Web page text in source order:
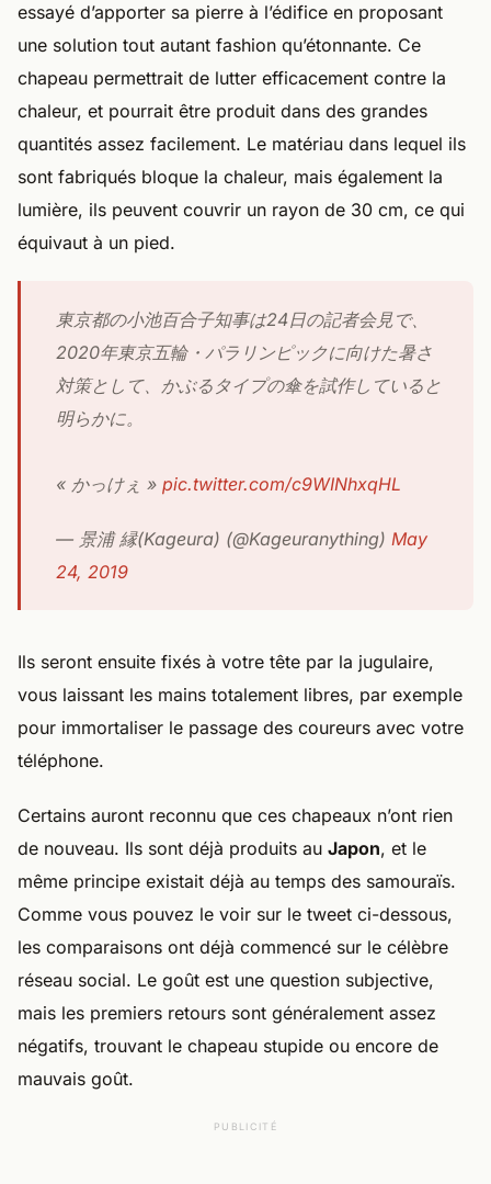
essayé d’apporter sa pierre à l’édifice en proposant
une solution tout autant fashion qu’étonnante. Ce
chapeau permettrait de lutter efficacement contre la
chaleur, et pourrait être produit dans des grandes
quantités assez facilement. Le matériau dans lequel ils
sont fabriqués bloque la chaleur, mais également la
lumière, ils peuvent couvrir un rayon de 30 cm, ce qui
équivaut à un pied.
東京都の小池百合子知事は24日の記者会見で、
2020年東京五輪・パラリンピックに向けた暑さ
対策として、かぶるタイプの傘を試作していると
明らかに。
« かっけぇ » pic.twitter.com/c9WINhxqHL
— 景浦 縁(Kageura) (@Kageuranything) May
24, 2019
Ils seront ensuite fixés à votre tête par la jugulaire,
vous laissant les mains totalement libres, par exemple
pour immortaliser le passage des coureurs avec votre
téléphone.
Certains auront reconnu que ces chapeaux n’ont rien
de nouveau. Ils sont déjà produits au Japon, et le
même principe existait déjà au temps des samouraïs.
Comme vous pouvez le voir sur le tweet ci-dessous,
les comparaisons ont déjà commencé sur le célèbre
réseau social. Le goût est une question subjective,
mais les premiers retours sont généralement assez
négatifs, trouvant le chapeau stupide ou encore de
mauvais goût.
PUBLICITÉ